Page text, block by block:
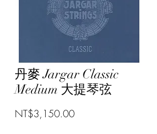
丹麥 Jargar Classic
Medium 大提琴弦
NT$3,150.00價